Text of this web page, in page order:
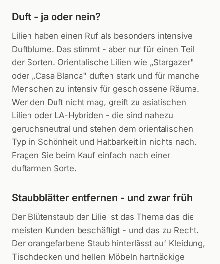
Duft - ja oder nein?
Lilien haben einen Ruf als besonders intensive
Duftblume. Das stimmt - aber nur für einen Teil
der Sorten. Orientalische Lilien wie „Stargazer"
oder „Casa Blanca" duften stark und für manche
Menschen zu intensiv für geschlossene Räume.
Wer den Duft nicht mag, greift zu asiatischen
Lilien oder LA-Hybriden - die sind nahezu
geruchsneutral und stehen dem orientalischen
Typ in Schönheit und Haltbarkeit in nichts nach.
Fragen Sie beim Kauf einfach nach einer
duftarmen Sorte.
Staubblätter entfernen - und zwar früh
Der Blütenstaub der Lilie ist das Thema das die
meisten Kunden beschäftigt - und das zu Recht.
Der orangefarbene Staub hinterlässt auf Kleidung,
Tischdecken und hellen Möbeln hartnäckige